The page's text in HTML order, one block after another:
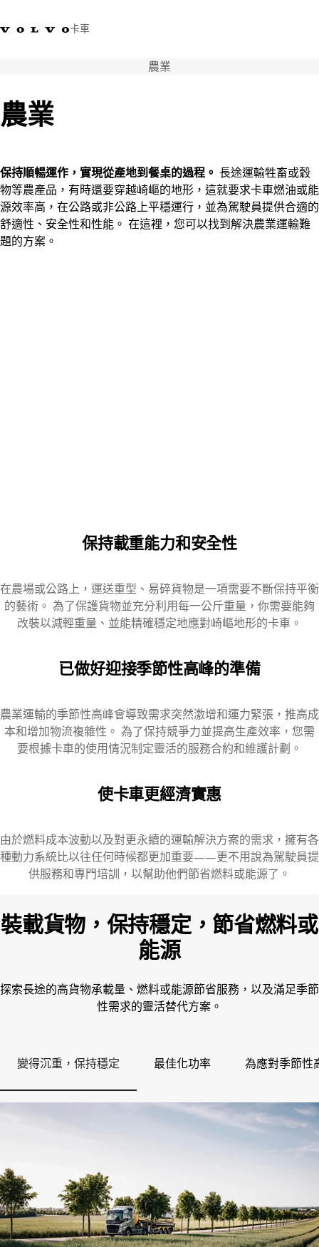
卡車
查找經銷商
運輸解決方案
服務
新聞與媒體
關於我們
查找經銷商
聯絡我們
農業
農業
保持順暢運作，實現從產地到餐桌的過程。 長途運輸牲畜或穀
物等農產品，有時還要穿越崎嶇的地形，這就要求卡車燃油或能
源效率高，在公路或非公路上平穩運行，並為駕駛員提供合適的
舒適性、安全性和性能。 在這裡，您可以找到解決農業運輸難
題的方案。
保持載重能力和安全性
在農場或公路上，運送重型、易碎貨物是一項需要不斷保持平衡
的藝術。 為了保護貨物並充分利用每一公斤重量，你需要能夠
改裝以減輕重量、並能精確穩定地應對崎嶇地形的卡車。
已做好迎接季節性高峰的準備
農業運輸的季節性高峰會導致需求突然激增和運力緊張，推高成
本和增加物流複雜性。 為了保持競爭力並提高生產效率，您需
要根據卡車的使用情況制定靈活的服務合約和維護計劃。
使卡車更經濟實惠
由於燃料成本波動以及對更永續的運輸解決方案的需求，擁有各
種動力系統比以往任何時候都更加重要——更不用說為駕駛員提
供服務和專門培訓，以幫助他們節省燃料或能源了。
裝載貨物，保持穩定，節省燃料或
能源
探索長途的高貨物承載量、燃料或能源節省服務，以及滿足季節
性需求的靈活替代方案。
變得沉重，保持穩定 最佳化功率 為應對季節性